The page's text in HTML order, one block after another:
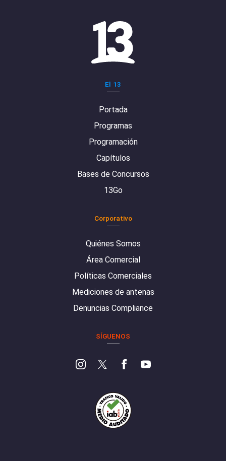
El 13
Portada
Programas
Programación
Capítulos
Bases de Concursos
13Go
Corporativo
Quiénes Somos
Área Comercial
Políticas Comerciales
Mediciones de antenas
Denuncias Compliance
SÍGUENOS